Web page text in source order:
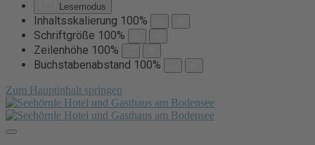
Lesemodus
Inhaltsskalierung 100%
Schriftgröße 100%
Zeilenhöhe 100%
Buchstabenabstand 100%
Zum Hauptinhalt springen